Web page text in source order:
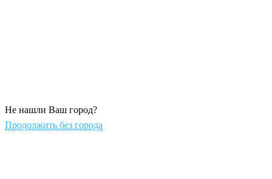
Не нашли Ваш город?
Продолжить без города